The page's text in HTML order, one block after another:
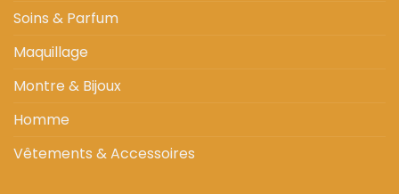
Soins & Parfum
Maquillage
Montre & Bijoux
Homme
Vêtements & Accessoires